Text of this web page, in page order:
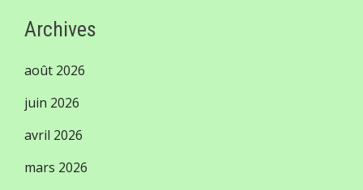
Archives
août 2026
juin 2026
avril 2026
mars 2026